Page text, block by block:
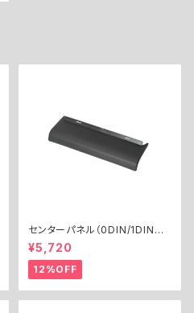
センターパネル（0DIN/1DIN共
通）
¥5,720
12%OFF